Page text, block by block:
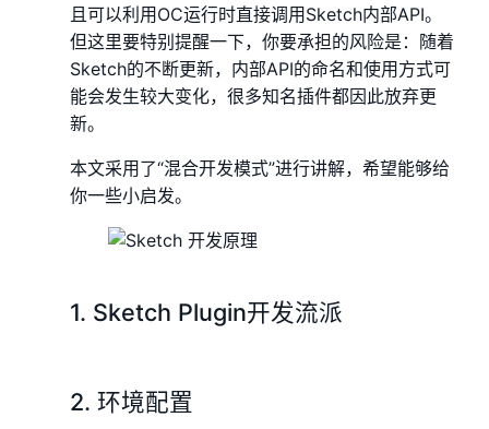
且可以利用OC运行时直接调用Sketch内部API。
但这里要特别提醒一下，你要承担的风险是：随着
Sketch的不断更新，内部API的命名和使用方式可
能会发生较大变化，很多知名插件都因此放弃更
新。
本文采用了“混合开发模式”进行讲解，希望能够给
你一些小启发。
1. Sketch Plugin开发流派
2. 环境配置